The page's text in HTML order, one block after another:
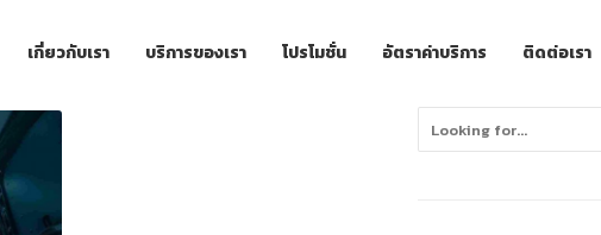
เกี่ยวกับเรา บริการของเรา โปรโมชั่น อัตราค่าบริการ ติดต่อเรา